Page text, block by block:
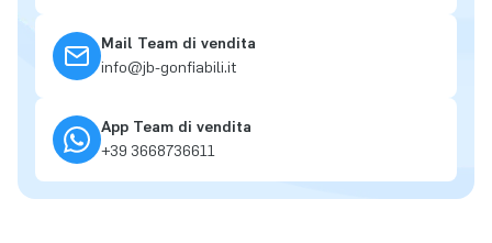
Mail Team di vendita
info@jb-gonfiabili.it
App Team di vendita
+39 3668736611